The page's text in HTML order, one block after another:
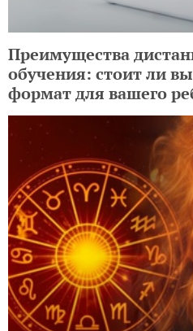
Преимущества
обучения: стоит ли
формат для вашего